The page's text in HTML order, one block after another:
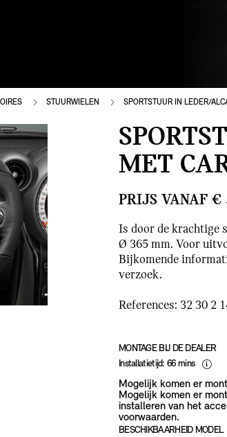
STUURWIELEN SPORTSTUUR IN LEDER/
MET
PRIJS VANAF €
Is door de krachtige
Ø 365 mm. Voor
Bijkomende
verzoek.
References: 32 30 2
MONTAGE BIJ DE DEALER
Installatietijd: 66 mins
Mogelijk komen er
Mogelijk komen er
installeren van het
voorwaarden.
BESCHIKBAARHEID MODEL